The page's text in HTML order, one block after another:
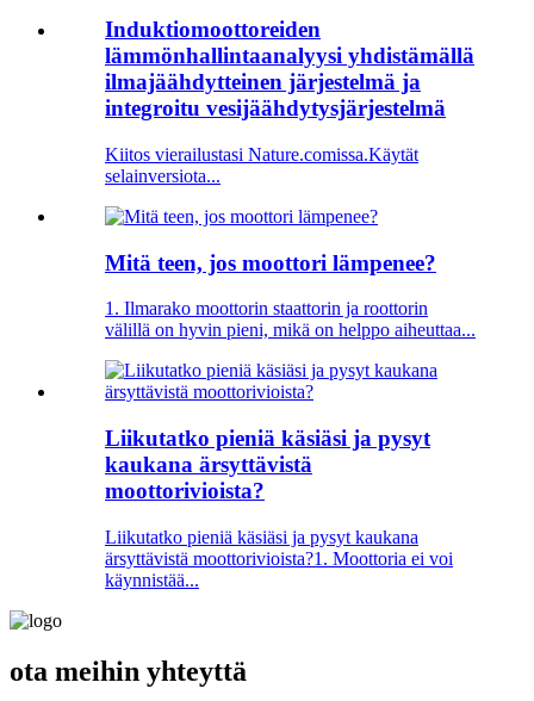
Induktiomoottoreiden
lämmönhallintaanalyysi yhdistämällä
ilmajäähdytteinen järjestelmä ja
integroitu vesijäähdytysjärjestelmä
Kiitos vierailustasi Nature.comissa.Käytät
selainversiota...
Mitä teen, jos moottori lämpenee?
1. Ilmarako moottorin staattorin ja roottorin
välillä on hyvin pieni, mikä on helppo aiheuttaa...
Liikutatko pieniä käsiäsi ja pysyt
kaukana ärsyttävistä
moottorivioista?
Liikutatko pieniä käsiäsi ja pysyt kaukana
ärsyttävistä moottorivioista?1. Moottoria ei voi
käynnistää...
ota meihin yhteyttä